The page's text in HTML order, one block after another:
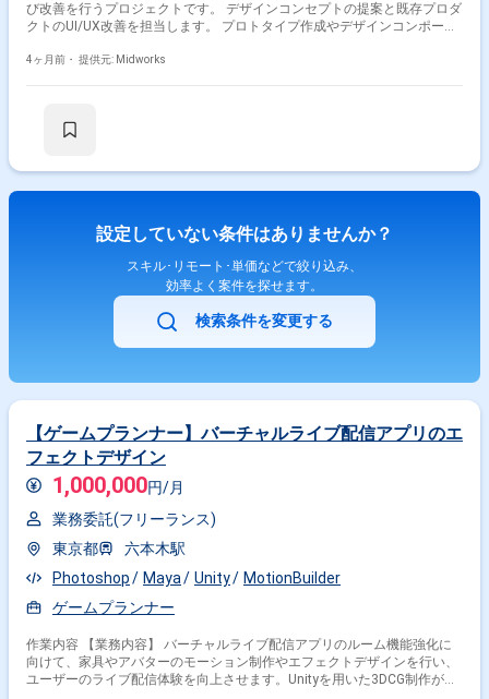
び改善を行うプロジェクトです。 デザインコンセプトの提案と既存プロダ
クトのUI/UX改善を担当します。 プロトタイプ作成やデザインコンポーネ
性を確保します。 複数デザイナーを牽引するリーダーシップも求められる
4ヶ月前・ 提供元: Midworks
設定していない条件はありませんか？
スキル･リモート･単価などで絞り込み、
効率よく案件を探せます。
検索条件を変更する
【ゲームプランナー】バーチャルライブ配信アプリのエ
フェクトデザイン
1,000,000円/月
業務委託(フリーランス)
東京都
六本木駅
Photoshop
Maya Unity
MotionBuilder
ゲームプランナー
作業内容 【業務内容】 バーチャルライブ配信アプリのルーム機能強化に
向けて、家具やアバターのモーション制作やエフェクトデザインを行い、
ユーザーのライブ配信体験を向上させます。Unityを用いた3DCG制作が中